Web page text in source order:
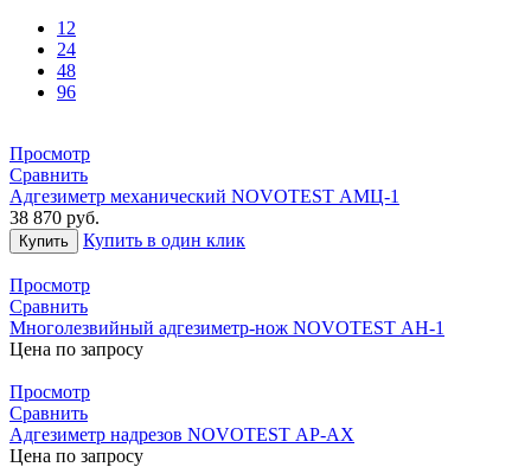
12
24
48
96
Просмотр
Сравнить
Адгезиметр механический NOVOTEST АМЦ-1
38 870 руб.
Купить Купить в один клик
Просмотр
Сравнить
Многолезвийный адгезиметр-нож NOVOTEST АН-1
Цена по запросу
Просмотр
Сравнить
Адгезиметр надрезов NOVOTEST АР-АХ
Цена по запросу